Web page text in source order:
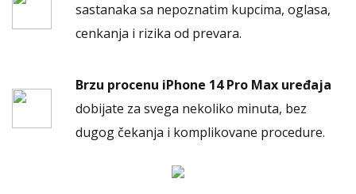
sastanaka sa nepoznatim kupcima, oglasa,
cenkanja i rizika od prevara.
Brzu procenu iPhone 14 Pro Max uređaja
dobijate za svega nekoliko minuta, bez
dugog čekanja i komplikovane procedure.